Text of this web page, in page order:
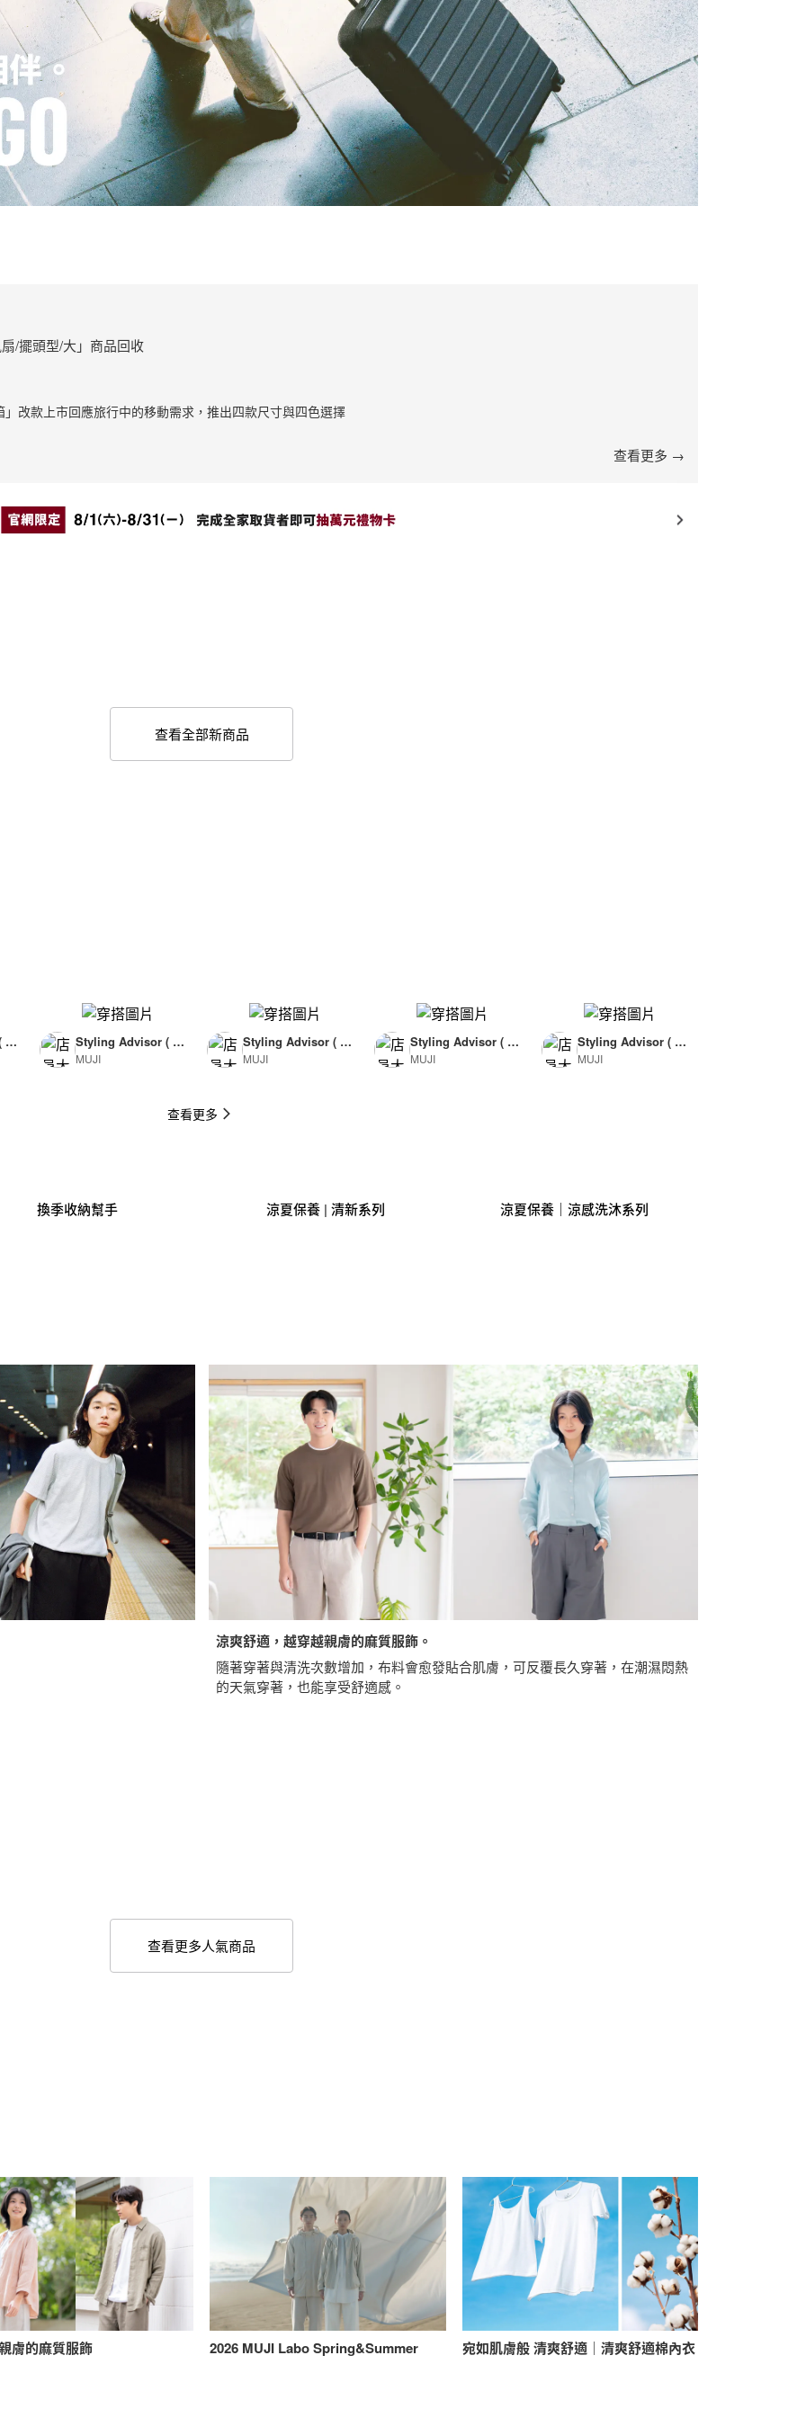
/擺頭型/大」商品回收
改款上市回應旅行中的移動需求，推出四款尺寸與四色選擇
查看更多 →
查看全部新商品
查看更多
F
Styling Advisor ( F
or Man )
MUJI
Styling Advisor ( F
or Man )
MUJI
Styling Advisor ( F
or Woman )
MUJI
Styling Advisor ( F
or Man )
MUJI
換季收納幫手 涼夏保養 | 清新系列 涼夏保養｜涼感洗沐系列
涼爽舒適，越穿越親膚的麻質服飾。
隨著穿著與清洗次數增加，布料會愈發貼合肌膚，可反覆長久穿著，在潮濕悶熱
的天氣穿著，也能享受舒適感。
查看更多人氣商品
膚的麻質服飾 2026 MUJI Labo Spring&Summer 宛如肌膚般 清爽舒適｜清爽舒適棉內衣